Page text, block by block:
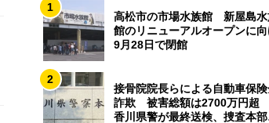
1
高松市の市場水族館 新屋島水
館のリニューアルオープンに
9月28日で閉館
2
接骨院院長らによる自動車保
詐欺 被害総額は2700万円超
香川県警が最終送検、捜査本部